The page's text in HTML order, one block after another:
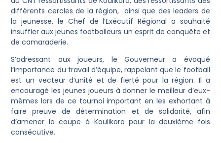
différents cercles de la région, ainsi que des leaders de
la jeunesse, le Chef de l’Exécutif Régional a souhaité
insuffler aux jeunes footballeurs un esprit de conquête et
de camaraderie.
S’adressant aux joueurs, le Gouverneur a évoqué
l’importance du travail d’équipe, rappelant que le football
est un vecteur d’unité et de fierté pour la région. Il a
encouragé les jeunes joueurs à donner le meilleur d’eux-
mêmes lors de ce tournoi important en les exhortant à
faire preuve de détermination et de solidarité, afin
d’amener la coupe à Koulikoro pour la deuxième fois
consécutive.